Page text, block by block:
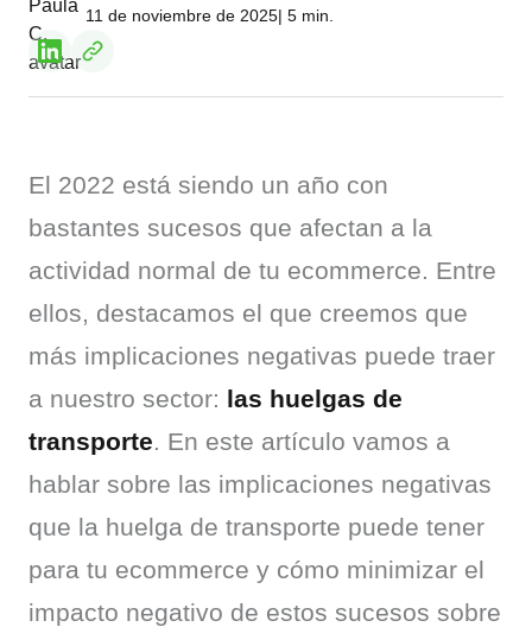
11 de noviembre de 2025| 5 min.
El 2022 está siendo un año con
bastantes sucesos que afectan a la
actividad normal de tu ecommerce. Entre
ellos, destacamos el que creemos que
más implicaciones negativas puede traer
a nuestro sector: las huelgas de
transporte. En este artículo vamos a
hablar sobre las implicaciones negativas
que la huelga de transporte puede tener
para tu ecommerce y cómo minimizar el
impacto negativo de estos sucesos sobre